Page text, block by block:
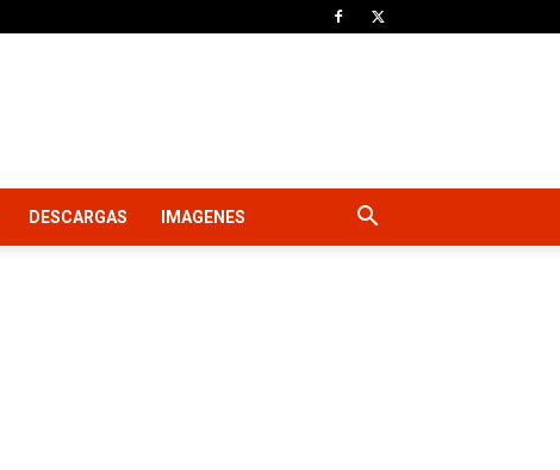
DESCARGAS IMAGENES